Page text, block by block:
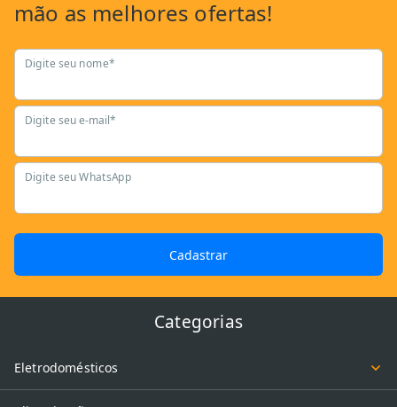
mão as melhores ofertas!
Digite seu nome*
Digite seu e-mail*
Digite seu WhatsApp
Cadastrar
Categorias
Eletrodomésticos